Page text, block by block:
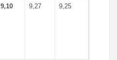
9,10 9,27 9,25